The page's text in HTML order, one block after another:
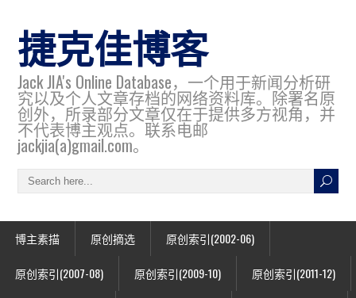
捷克佳博客
Jack JIA's Online Database，一个用于新闻分析研
究以及个人文章存档的网络资料库。除署名原
创外，所录部分文章仅在于提供多方视角，并
不代表博主观点。联系电邮
jackjia(a)gmail.com。
博主素描 原创摘选 原创索引(2002-06)
原创索引(2007-08) 原创索引(2009-10) 原创索引(2011-12)